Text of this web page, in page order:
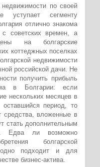
по своей
уступает сегменту
отлично знакома
советских времен, а
на болгарские
коттеджных поселках
недвижимости
российской дачи. Не
получить прибыль
в Болгарии: если
нескольких месяцев в
период, то
средства, вложенные в
стать дополнительным
Едва ли возможно
болгарской
подходит и для
бизнес-актива.